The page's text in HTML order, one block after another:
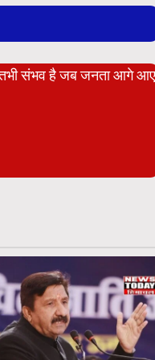
तभी संभव है जब जनता आगे आए